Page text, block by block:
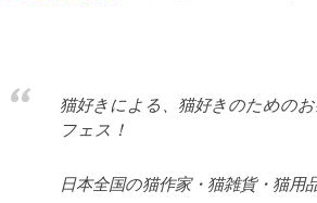
猫好きによる、猫好きのための
フェス！
日本全国の猫作家・猫雑貨・猫用